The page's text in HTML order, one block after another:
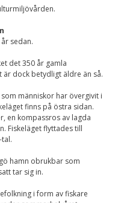
sedan.
det 350 år gamla
är dock betydligt äldre än så.
människor har övergivit i
finns på östra sidan.
en kompassros av lagda
Fiskeläget flyttades till
hamn obrukbar som
tar sig in.
i form av fiskare